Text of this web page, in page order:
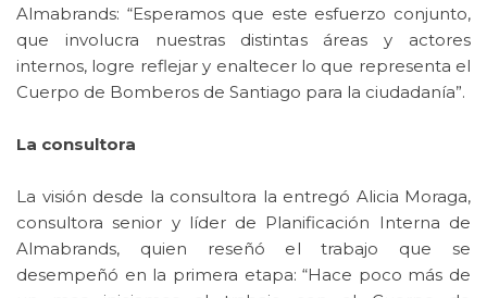
Almabrands: “Esperamos que este esfuerzo conjunto,
que involucra nuestras distintas áreas y actores
internos, logre reflejar y enaltecer lo que representa el
Cuerpo de Bomberos de Santiago para la ciudadanía”.
La consultora
La visión desde la consultora la entregó Alicia Moraga,
consultora senior y líder de Planificación Interna de
Almabrands, quien reseñó el trabajo que se
desempeñó en la primera etapa: “Hace poco más de